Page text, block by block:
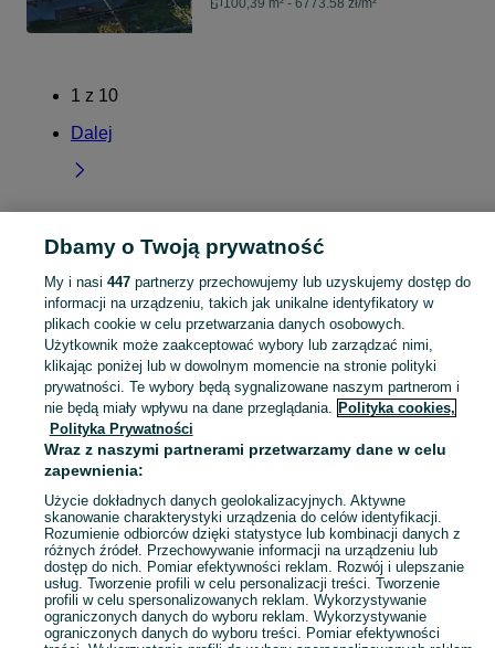
100,39 m² - 6773.58 zł/m²
1 z 10
Dalej
Strona główna Małopolskie Dąbrowa
KATEGORIA
Skorzystaj z największego serwisu ogłoszeniowego - Dąbrowa i okolice! Kupuj to, czego pragniesz i sprzedawaj to, czego już nie potrzebujesz! Zobacz
Mapa kategorii
Mapa miejscowości
Mapa ministron
Popularne wyszukiwania
Dbamy o Twoją prywatność
My i nasi 447partnerzy przechowujemy lub uzyskujemy dostęp do
informacji na urządzeniu, takich jak unikalne identyfikatory w
plikach cookie w celu przetwarzania danych osobowych.
Użytkownik może zaakceptować wybory lub zarządzać nimi,
klikając poniżej lub w dowolnym momencie na stronie polityki
prywatności. Te wybory będą sygnalizowane naszym partnerom i
nie będą miały wpływu na dane przeglądania. Polityka cookies,
Polityka Prywatności
Wraz z naszymi partnerami przetwarzamy dane w celu
zapewnienia:
Użycie dokładnych danych geolokalizacyjnych. Aktywne
skanowanie charakterystyki urządzenia do celów identyfikacji.
Rozumienie odbiorców dzięki statystyce lub kombinacji danych z
różnych źródeł. Przechowywanie informacji na urządzeniu lub
dostęp do nich. Pomiar efektywności reklam. Rozwój i ulepszanie
usług. Tworzenie profili w celu personalizacji treści. Tworzenie
profili w celu spersonalizowanych reklam. Wykorzystywanie
ograniczonych danych do wyboru reklam. Wykorzystywanie
ograniczonych danych do wyboru treści. Pomiar efektywności